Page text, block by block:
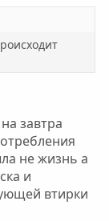
завтра
не жизнь а
и
втирки